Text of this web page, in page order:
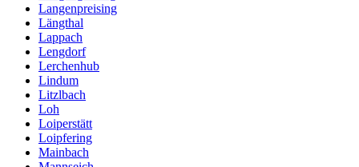
Langenpreising
Längthal
Lappach
Lengdorf
Lerchenhub
Lindum
Litzlbach
Loh
Loiperstätt
Loipfering
Mainbach